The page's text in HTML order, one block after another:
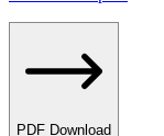
PDF Download